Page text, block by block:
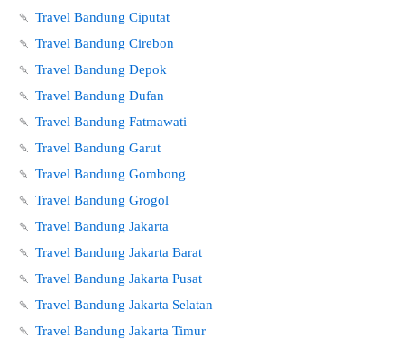
🍡 Travel Bandung Ciputat
🍡 Travel Bandung Cirebon
🍡 Travel Bandung Depok
🍡 Travel Bandung Dufan
🍡 Travel Bandung Fatmawati
🍡 Travel Bandung Garut
🍡 Travel Bandung Gombong
🍡 Travel Bandung Grogol
🍡 Travel Bandung Jakarta
🍡 Travel Bandung Jakarta Barat
🍡 Travel Bandung Jakarta Pusat
🍡 Travel Bandung Jakarta Selatan
🍡 Travel Bandung Jakarta Timur